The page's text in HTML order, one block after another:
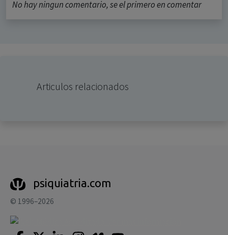
No hay ningun comentario, se el primero en comentar
Articulos relacionados
psiquiatria.com
© 1996–2026